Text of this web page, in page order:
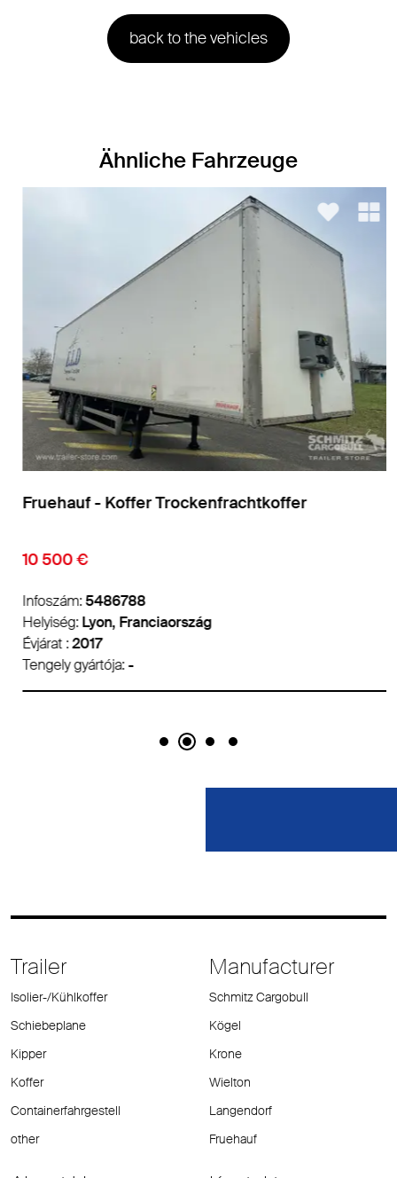
back to the vehicles
Ähnliche Fahrzeuge
Fruehauf - Koffer Trockenfrachtkoffer
10 500 €
Infoszám:5486788
Helyiség:Lyon, Franciaország
Évjárat :2017
Tengely gyártója:-
Trailer
Isolier-/Kühlkoffer
Schiebeplane
Kipper
Koffer
Containerfahrgestell
other
Manufacturer
Schmitz Cargobull
Kögel
Krone
Wielton
Langendorf
Fruehauf